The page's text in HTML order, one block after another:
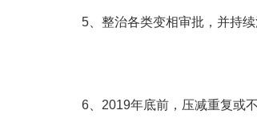
5、整治各类变相审批，并持
6、2019年底前，压减重复或